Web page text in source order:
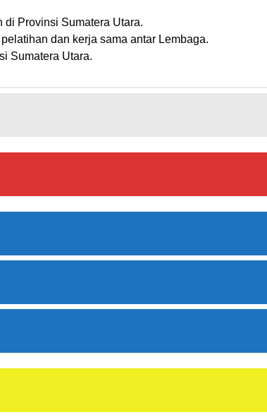
di Provinsi Sumatera Utara.
dan kerja sama antar Lembaga.
Sumatera Utara.